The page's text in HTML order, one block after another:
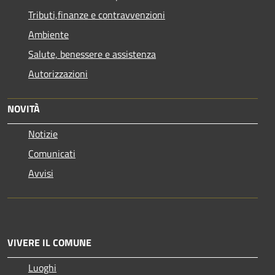
Tributi,finanze e contravvenzioni
Ambiente
Salute, benessere e assistenza
Autorizzazioni
NOVITÀ
Notizie
Comunicati
Avvisi
VIVERE IL COMUNE
Luoghi